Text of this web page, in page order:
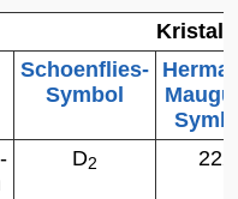
Schoenflies-
Symbol
D2 222